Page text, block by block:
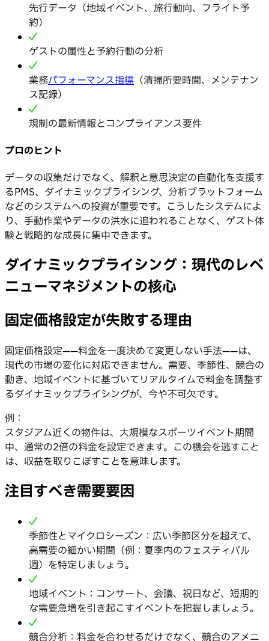
先行データ（地域イベント、旅行動向、フライト予
約）
ゲストの属性と予約行動の分析
業務パフォーマンス指標 （清掃所要時間、メンテナン
ス記録）
規制の最新情報とコンプライアンス要件
プロのヒント
データの収集だけでなく、解釈と意思決定の自動化を支援す
るPMS、ダイナミックプライシング、分析プラットフォーム
などのシステムへの投資が重要です。こうしたシステムによ
り、手動作業やデータの洪水に追われることなく、ゲスト体
験と戦略的な成長に集中できます。
ダイナミックプライシング：現代のレベ
ニューマネジメントの核心
固定価格設定が失敗する理由
固定価格設定——料金を一度決めて変更しない手法——は、
現代の市場の変化に対応できません。需要、季節性、競合の
動き、地域イベントに基づいてリアルタイムで料金を調整す
るダイナミックプライシングが、今や不可欠です。
例：
スタジアム近くの物件は、大規模なスポーツイベント期間
中、通常の2倍の料金を設定できます。この機会を逃すこと
は、収益を取りこぼすことを意味します。
注目すべき需要要因
季節性とマイクロシーズン：広い季節区分を超えて、
高需要の細かい期間（例：夏季内のフェスティバル
週）を特定しましょう。
地域イベント：コンサート、会議、祝日など、短期的
な需要急増を引き起こすイベントを把握しましょう。
競合分析：料金を合わせるだけでなく、競合のアメニ